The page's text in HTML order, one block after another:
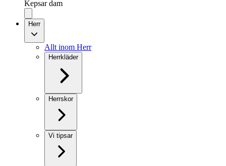
Kepsar dam
Herr
Allt inom Herr
Herrkläder
Herrskor
Vi tipsar